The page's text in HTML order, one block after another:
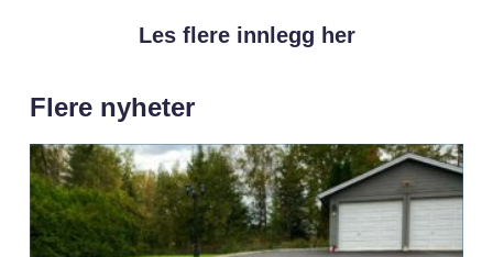
Les flere innlegg her
Flere nyheter